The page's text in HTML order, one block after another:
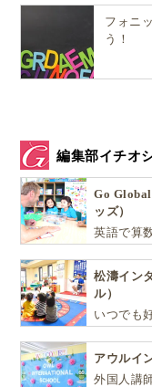
フォニ
う！
編集部イチオ
Go
ッズ）
英語で算
や探究心
を育む少
松濤イン
ル）
いつでも
達一人ひ
自ら進ん
アウルイ
外国人講